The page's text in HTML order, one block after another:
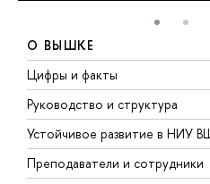
О ВЫШКЕ
Цифры и факты
Руководство и структура
Устойчивое развитие в НИУ
Преподаватели и сотрудники